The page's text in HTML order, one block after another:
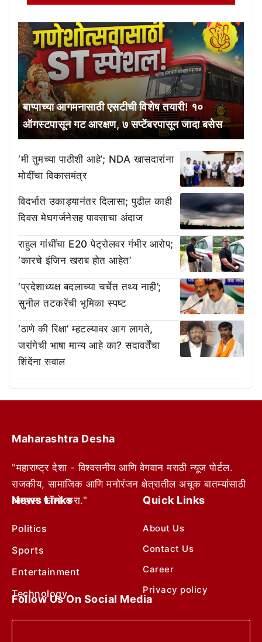
बाप्पाच्या आगमनासाठी एसटीची विशेष तयारी! १०
ऑगस्टपासून गट आरक्षण, ७ सप्टेंबरपासून जादा बसेस
‘मी तुमच्या पाठीशी आहे’; NDA खासदारांना
मोदींचा विकासमंत्र
विदर्भात उकाड्यानंतर दिलासा; पुढील काही
दिवस मेघगर्जनेसह पावसाचा अंदाज
राहुल गांधींचा E20 पेट्रोलवर गंभीर आरोप;
‘कारचे इंजिन खराब होत आहेत’
‘प्रदेशाध्यक्ष बदलाच्या चर्चेत तथ्य नाही’;
सुनील तटकरेंची भूमिका स्पष्ट
‘ठाणे की रिक्षा’ म्हटल्यावर आग लागते,
जरांगेची भाषा मान्य आहे का? सदावर्तेंचा
शिंदेंना सवाल
Maharashtra Desha
"महाराष्ट्र देशा - विश्वसनीय आणि वेगवान मराठी न्यूज पोर्टल.
राजकीय, सामाजिक आणि मनोरंजन क्षेत्रातील अचूक बातम्यांसाठी
आम्हाला फॉलो करा."
News Links
Politics
Sports
Entertainment
Technology
Quick Links
About Us
Contact Us
Career
Privacy policy
Follow Us On Social Media